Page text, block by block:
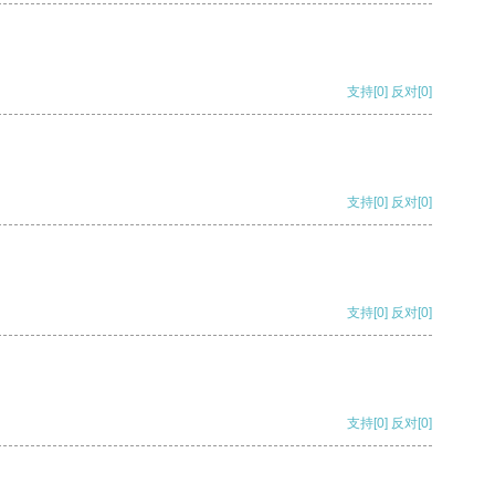
支持[0] 反对[0]
支持[0] 反对[0]
支持[0] 反对[0]
支持[0] 反对[0]